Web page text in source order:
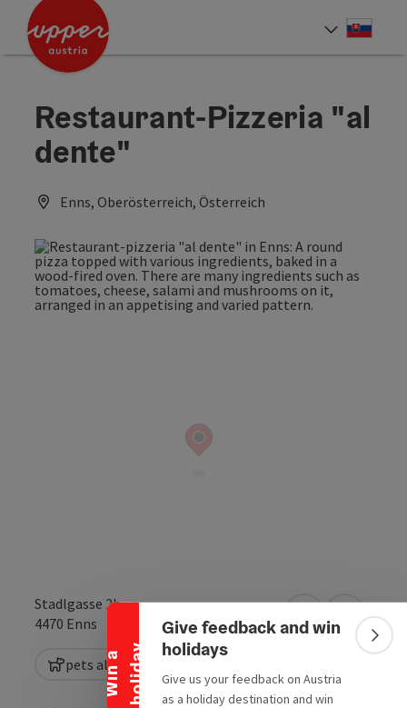
Accesskey
Accesskey
W
i
n
a
h
o
l
i
d
a y
Collapse banner
Give feedback and win
holidays
Give us your feedback on Austria
as a holiday destination and win
Restaurant-Pizzeria "al
dente"
Enns, Oberösterreich, Österreich
Stadlgasse 2b
4470 Enns open inOpen in
pets allowed